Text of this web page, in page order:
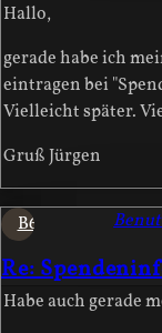
Hallo,
gerade habe ich
eintragen bei
Vielleicht später.
Gruß Jürgen
B6
Re:
Habe auch gerade